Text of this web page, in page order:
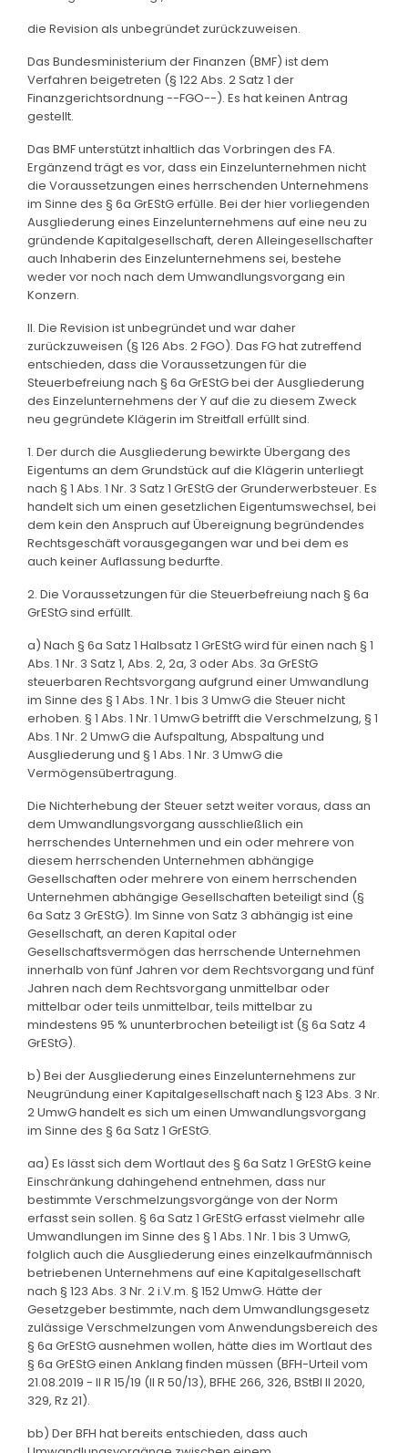
die Revision als unbegründet zurückzuweisen.
Das Bundesministerium der Finanzen (BMF) ist dem
Verfahren beigetreten (§ 122 Abs. 2 Satz 1 der
Finanzgerichtsordnung --FGO--). Es hat keinen Antrag
gestellt.
Das BMF unterstützt inhaltlich das Vorbringen des FA.
Ergänzend trägt es vor, dass ein Einzelunternehmen nicht
die Voraussetzungen eines herrschenden Unternehmens
im Sinne des § 6a GrEStG erfülle. Bei der hier vorliegenden
Ausgliederung eines Einzelunternehmens auf eine neu zu
gründende Kapitalgesellschaft, deren Alleingesellschafter
auch Inhaberin des Einzelunternehmens sei, bestehe
weder vor noch nach dem Umwandlungsvorgang ein
Konzern.
II. Die Revision ist unbegründet und war daher
zurückzuweisen (§ 126 Abs. 2 FGO). Das FG hat zutreffend
entschieden, dass die Voraussetzungen für die
Steuerbefreiung nach § 6a GrEStG bei der Ausgliederung
des Einzelunternehmens der Y auf die zu diesem Zweck
neu gegründete Klägerin im Streitfall erfüllt sind.
1. Der durch die Ausgliederung bewirkte Übergang des
Eigentums an dem Grundstück auf die Klägerin unterliegt
nach § 1 Abs. 1 Nr. 3 Satz 1 GrEStG der Grunderwerbsteuer. Es
handelt sich um einen gesetzlichen Eigentumswechsel, bei
dem kein den Anspruch auf Übereignung begründendes
Rechtsgeschäft vorausgegangen war und bei dem es
auch keiner Auflassung bedurfte.
2. Die Voraussetzungen für die Steuerbefreiung nach § 6a
GrEStG sind erfüllt.
a) Nach § 6a Satz 1 Halbsatz 1 GrEStG wird für einen nach § 1
Abs. 1 Nr. 3 Satz 1, Abs. 2, 2a, 3 oder Abs. 3a GrEStG
steuerbaren Rechtsvorgang aufgrund einer Umwandlung
im Sinne des § 1 Abs. 1 Nr. 1 bis 3 UmwG die Steuer nicht
erhoben. § 1 Abs. 1 Nr. 1 UmwG betrifft die Verschmelzung, § 1
Abs. 1 Nr. 2 UmwG die Aufspaltung, Abspaltung und
Ausgliederung und § 1 Abs. 1 Nr. 3 UmwG die
Vermögensübertragung.
Die Nichterhebung der Steuer setzt weiter voraus, dass an
dem Umwandlungsvorgang ausschließlich ein
herrschendes Unternehmen und ein oder mehrere von
diesem herrschenden Unternehmen abhängige
Gesellschaften oder mehrere von einem herrschenden
Unternehmen abhängige Gesellschaften beteiligt sind (§
6a Satz 3 GrEStG). Im Sinne von Satz 3 abhängig ist eine
Gesellschaft, an deren Kapital oder
Gesellschaftsvermögen das herrschende Unternehmen
innerhalb von fünf Jahren vor dem Rechtsvorgang und fünf
Jahren nach dem Rechtsvorgang unmittelbar oder
mittelbar oder teils unmittelbar, teils mittelbar zu
mindestens 95 % ununterbrochen beteiligt ist (§ 6a Satz 4
GrEStG).
b) Bei der Ausgliederung eines Einzelunternehmens zur
Neugründung einer Kapitalgesellschaft nach § 123 Abs. 3 Nr.
2 UmwG handelt es sich um einen Umwandlungsvorgang
im Sinne des § 6a Satz 1 GrEStG.
aa) Es lässt sich dem Wortlaut des § 6a Satz 1 GrEStG keine
Einschränkung dahingehend entnehmen, dass nur
bestimmte Verschmelzungsvorgänge von der Norm
erfasst sein sollen. § 6a Satz 1 GrEStG erfasst vielmehr alle
Umwandlungen im Sinne des § 1 Abs. 1 Nr. 1 bis 3 UmwG,
folglich auch die Ausgliederung eines einzelkaufmännisch
betriebenen Unternehmens auf eine Kapitalgesellschaft
nach § 123 Abs. 3 Nr. 2 i.V.m. § 152 UmwG. Hätte der
Gesetzgeber bestimmte, nach dem Umwandlungsgesetz
zulässige Verschmelzungen vom Anwendungsbereich des
§ 6a GrEStG ausnehmen wollen, hätte dies im Wortlaut des
§ 6a GrEStG einen Anklang finden müssen (BFH-Urteil vom
21.08.2019 - II R 15/19 (II R 50/13), BFHE 266, 326, BStBl II 2020,
329, Rz 21).
bb) Der BFH hat bereits entschieden, dass auch